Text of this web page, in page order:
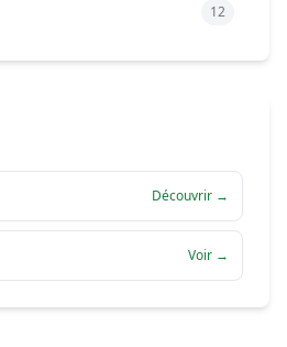
12
Découvrir →
Voir →